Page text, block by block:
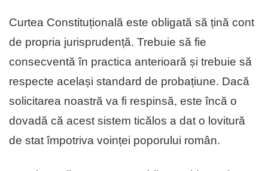
Curtea Constituțională este obligată să țină cont
de propria jurisprudență. Trebuie să fie
consecventă în practica anterioară și trebuie să
respecte același standard de probațiune. Dacă
solicitarea noastră va fi respinsă, este încă o
dovadă că acest sistem ticălos a dat o lovitură
de stat împotriva voinței poporului român.